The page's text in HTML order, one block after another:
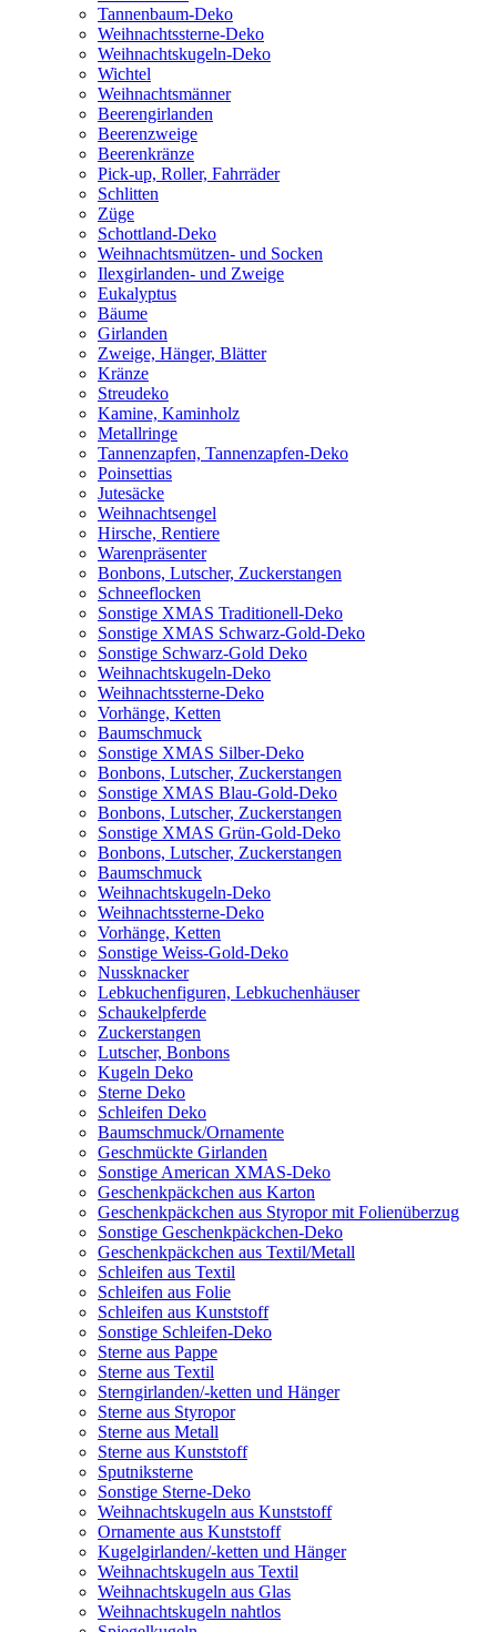
Tannenbaum-Deko
Weihnachtssterne-Deko
Weihnachtskugeln-Deko
Wichtel
Weihnachtsmänner
Beerengirlanden
Beerenzweige
Beerenkränze
Pick-up, Roller, Fahrräder
Schlitten
Züge
Schottland-Deko
Weihnachtsmützen- und Socken
Ilexgirlanden- und Zweige
Eukalyptus
Bäume
Girlanden
Zweige, Hänger, Blätter
Kränze
Streudeko
Kamine, Kaminholz
Metallringe
Tannenzapfen, Tannenzapfen-Deko
Poinsettias
Jutesäcke
Weihnachtsengel
Hirsche, Rentiere
Warenpräsenter
Bonbons, Lutscher, Zuckerstangen
Schneeflocken
Sonstige XMAS Traditionell-Deko
Sonstige XMAS Schwarz-Gold-Deko
Sonstige Schwarz-Gold Deko
Weihnachtskugeln-Deko
Weihnachtssterne-Deko
Vorhänge, Ketten
Baumschmuck
Sonstige XMAS Silber-Deko
Bonbons, Lutscher, Zuckerstangen
Sonstige XMAS Blau-Gold-Deko
Bonbons, Lutscher, Zuckerstangen
Sonstige XMAS Grün-Gold-Deko
Bonbons, Lutscher, Zuckerstangen
Baumschmuck
Weihnachtskugeln-Deko
Weihnachtssterne-Deko
Vorhänge, Ketten
Sonstige Weiss-Gold-Deko
Nussknacker
Lebkuchenfiguren, Lebkuchenhäuser
Schaukelpferde
Zuckerstangen
Lutscher, Bonbons
Kugeln Deko
Sterne Deko
Schleifen Deko
Baumschmuck/Ornamente
Geschmückte Girlanden
Sonstige American XMAS-Deko
Geschenkpäckchen aus Karton
Geschenkpäckchen aus Styropor mit Folienüberzug
Sonstige Geschenkpäckchen-Deko
Geschenkpäckchen aus Textil/Metall
Schleifen aus Textil
Schleifen aus Folie
Schleifen aus Kunststoff
Sonstige Schleifen-Deko
Sterne aus Pappe
Sterne aus Textil
Sterngirlanden/-ketten und Hänger
Sterne aus Styropor
Sterne aus Metall
Sterne aus Kunststoff
Sputniksterne
Sonstige Sterne-Deko
Weihnachtskugeln aus Kunststoff
Ornamente aus Kunststoff
Kugelgirlanden/-ketten und Hänger
Weihnachtskugeln aus Textil
Weihnachtskugeln aus Glas
Weihnachtskugeln nahtlos